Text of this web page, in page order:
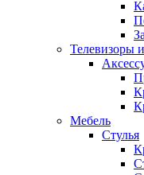
Телевизоры
Мебель
Стулья